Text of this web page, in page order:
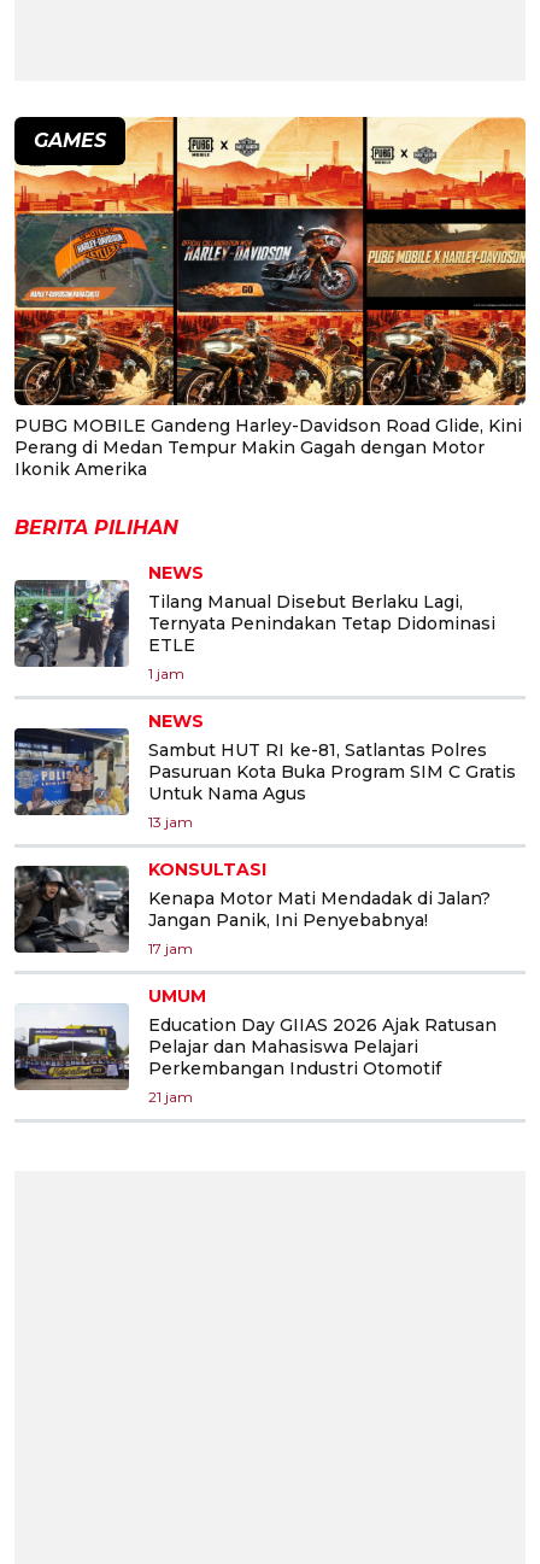
GAMES
PUBG MOBILE Gandeng Harley-Davidson Road Glide, Kini
Perang di Medan Tempur Makin Gagah dengan Motor
Ikonik Amerika
BERITA PILIHAN
NEWS
Tilang Manual Disebut Berlaku Lagi,
Ternyata Penindakan Tetap Didominasi
ETLE
1 jam
NEWS
Sambut HUT RI ke-81, Satlantas Polres
Pasuruan Kota Buka Program SIM C Gratis
Untuk Nama Agus
13 jam
KONSULTASI
Kenapa Motor Mati Mendadak di Jalan?
Jangan Panik, Ini Penyebabnya!
17 jam
UMUM
Education Day GIIAS 2026 Ajak Ratusan
Pelajar dan Mahasiswa Pelajari
Perkembangan Industri Otomotif
21 jam